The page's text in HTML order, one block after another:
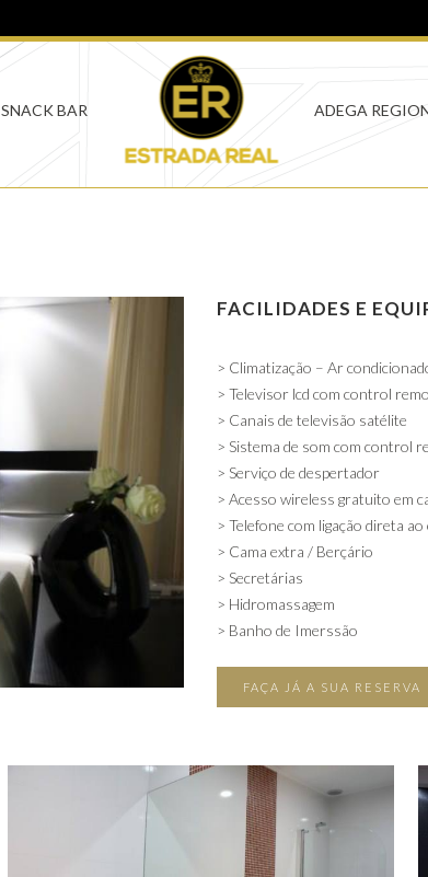
SNACK BAR ADEGA
FACILIDADES E
> Climatização – Ar
> Televisor lcd com control
> Canais de televisão satélite
> Sistema de som com control
> Serviço de despertador
> Acesso wireless gratuito em
> Telefone com ligação direta
> Cama extra / Berçário
> Secretárias
> Hidromassagem
> Banho de Imerssão
FAÇA JÁ A SUA RESERVA